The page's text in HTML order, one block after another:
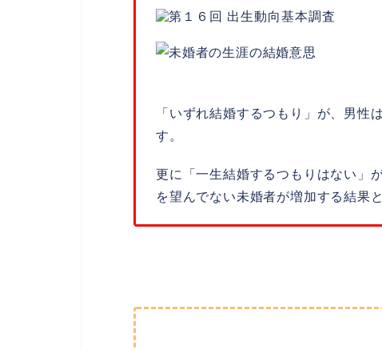
「いずれ結婚するつもり」が、男性
す。
更に「一生結婚するつもりはない」
を望んでない未婚者が増加する結果